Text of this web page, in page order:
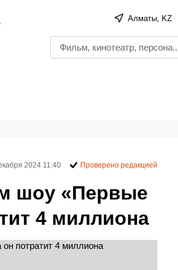
Алматы, KZ
шоу «Первые
4 миллиона
2024 11:40 Проверено редакцией